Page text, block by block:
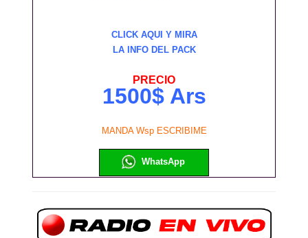
CLICK AQUI Y MIRA
LA INFO DEL PACK
PRECIO
1500$ Ars
MANDA Wsp ESCRIBIME
WhatsApp